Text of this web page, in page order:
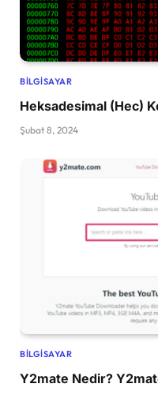
BILGISAYAR
Heksadesimal (Hec)
Şubat 8, 2024
BILGISAYAR
Y2mate Nedir?